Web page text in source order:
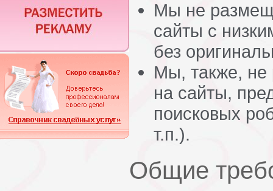
Мы не
сайты с
без
Мы, также,
на сайты,
поисковых
т.п.).
Общие